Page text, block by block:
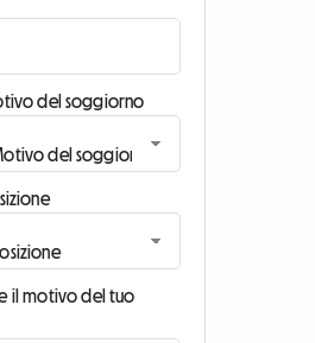
del soggiorno
il motivo del tuo